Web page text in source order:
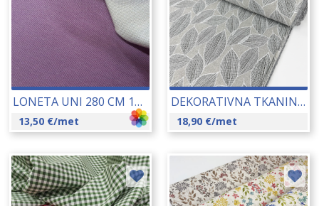
LONETA UNI 280 CM 15385
13,50 €/met
DEKORATIVNA TKANINA 280 CM 23061-ELZA-PERLA
18,90 €/met